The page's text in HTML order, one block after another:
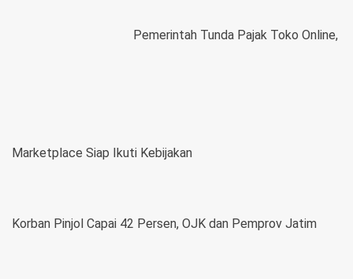
Pemerintah Tunda Pajak Toko Online,
Marketplace Siap Ikuti Kebijakan
Korban Pinjol Capai 42 Persen, OJK dan Pemprov Jatim